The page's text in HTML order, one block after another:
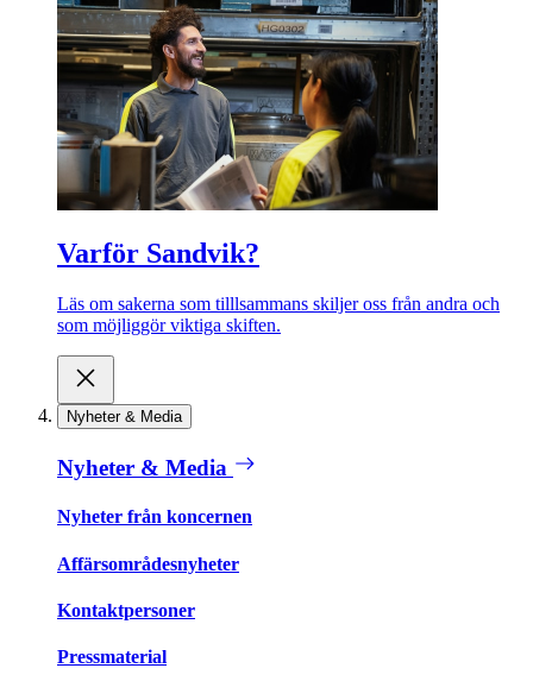
Varför Sandvik?
Läs om sakerna som tilllsammans skiljer oss från andra och
som möjliggör viktiga skiften.
Nyheter & Media
Nyheter & Media
Nyheter från koncernen
Affärsområdesnyheter
Kontaktpersoner
Pressmaterial